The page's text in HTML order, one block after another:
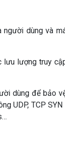
dùng và
lượng truy
dùng để bảo
UDP, TCP